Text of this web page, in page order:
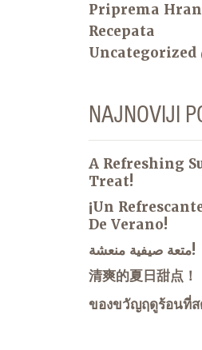
Priprema
Recepata
Uncategorized
NAJNOVIJI
A Refreshing
Treat!
¡Un
De Verano!
متعة صيفية منعشة!
清爽的夏日甜点！
ของขวัญฤดูร้อนที่